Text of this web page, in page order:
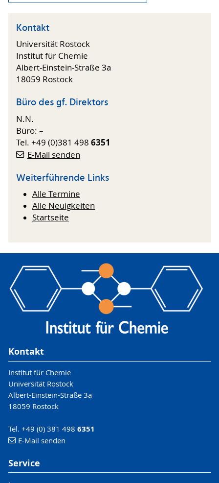
Kontakt
Universität Rostock
Institut für Chemie
Albert-Einstein-Straße 3a
18059 Rostock
Büro des gf. Direktors
N.N.
Büro: –
Tel. +49 (0)381 498 6351
E-Mail senden
Weiterführende Links
Alle Termine
Alle Neuigkeiten
Startseite
Kontakt
Institut für Chemie
Universität Rostock
Albert-Einstein-Straße 3a
18059 Rostock
Tel. +49 (0) 381 498 6351
E-Mail senden
Service